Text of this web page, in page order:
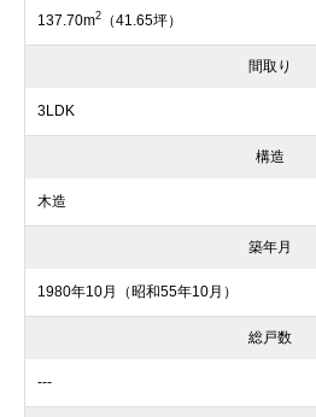
137.70m2 （41.65坪）
間取り
3LDK
構造
木造
築年月
1980年10月（昭和55年10月）
総戸数
---